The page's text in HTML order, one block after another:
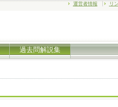
運営者情報 リ
過去問解説集